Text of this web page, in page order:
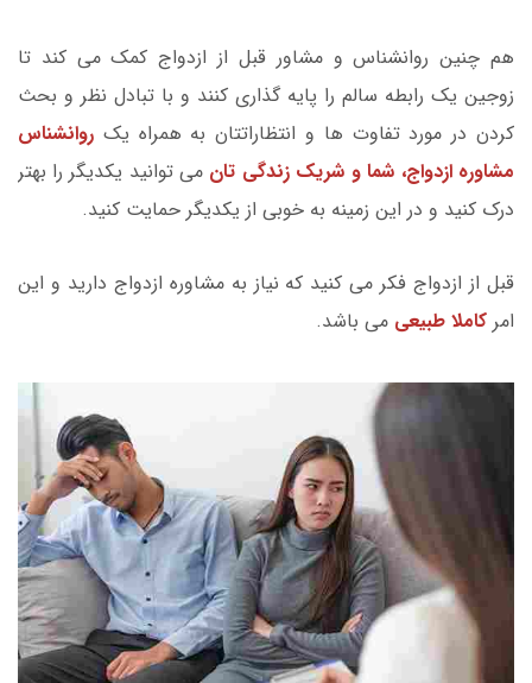
هم چنین روانشناس و مشاور قبل از ازدواج کمک می کند تا
زوجین یک رابطه سالم را پایه گذاری کنند و با تبادل نظر و بحث
کردن در مورد تفاوت ها و انتظاراتتان به همراه یک روانشناس
مشاوره ازدواج، شما و شریک زندگی تان می توانید یکدیگر را بهتر
درک کنید و در این زمینه به خوبی از یکدیگر حمایت کنید.
قبل از ازدواج فکر می کنید که نیاز به مشاوره ازدواج دارید و این
امر کاملا طبیعی می باشد.